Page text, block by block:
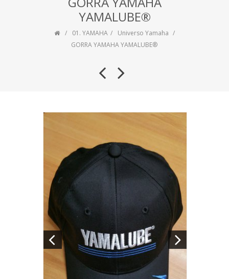
YAMALUBE®
01. YAMAHA
Universo Yamaha
GORRA YAMAHA YAMALUBE®